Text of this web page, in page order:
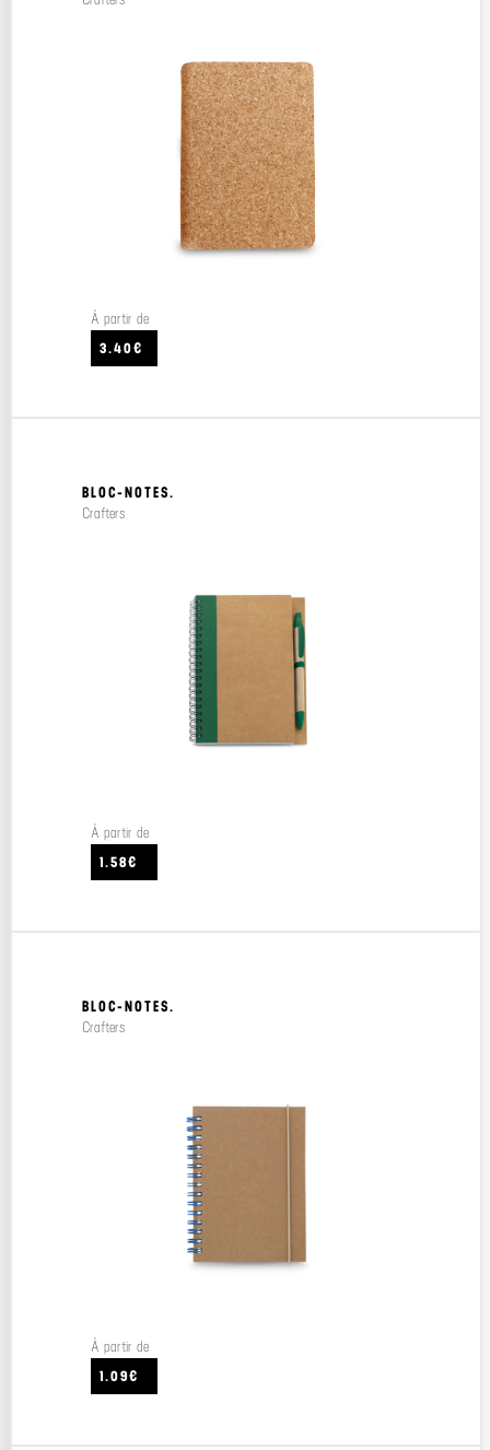
À partir de
3.40€
BLOC-NOTES.
Crafters
À partir de
1.58€
BLOC-NOTES.
Crafters
À partir de
1.09€